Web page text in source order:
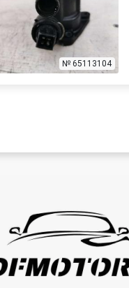
№ 65113104